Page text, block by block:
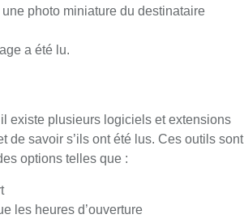
photo miniature du destinataire
a été lu.
existe plusieurs logiciels et extensions
de savoir s’ils ont été lus. Ces outils sont
options telles que :
les heures d’ouverture